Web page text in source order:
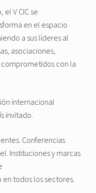
V CIC se
en el espacio
a sus líderes al
asociaciones,
comprometidos con la
internacional
invitado.
Conferencias
Instituciones y marcas
todos los sectores.